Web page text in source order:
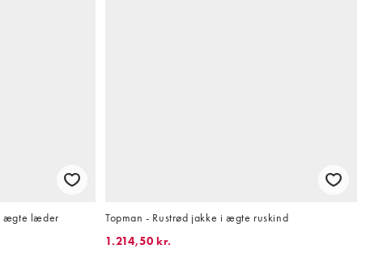
ægte læder
Topman - Rustrød jakke i ægte ruskind
1.214,50 kr.